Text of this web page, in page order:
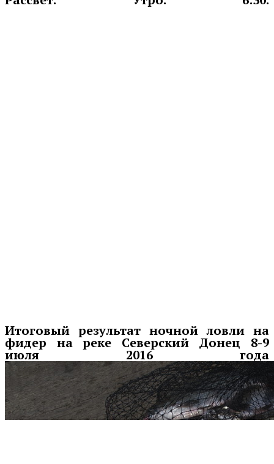
Итоговый результат ночной ловли на
фидер на реке Северский Донец 8-9
июля 2016 года